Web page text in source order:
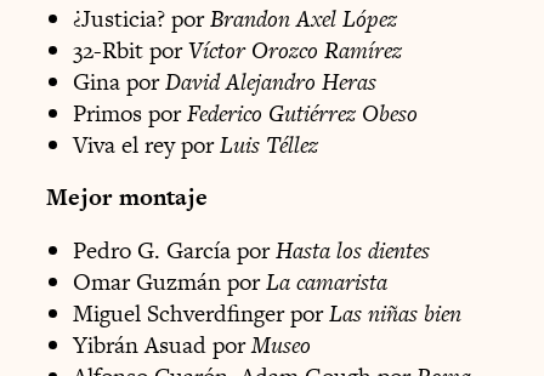
¿Justicia? porBrandon Axel López
32-Rbit porVíctor Orozco Ramírez
Gina porDavid Alejandro Heras
Primos porFederico Gutiérrez Obeso
Viva el rey porLuis Téllez
Mejor montaje
Pedro G. García porHasta los dientes
Omar Guzmán porLa camarista
Miguel Schverdfinger porLas niñas bien
Yibrán Asuad porMuseo